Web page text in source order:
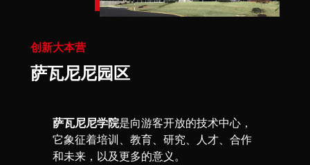
创新大本营
萨瓦尼尼园区
萨瓦尼尼学院是向游客开放的技术中心，
它象征着培训、教育、研究、人才、合作
和未来，以及更多的意义。